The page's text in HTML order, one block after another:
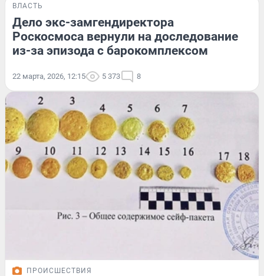
ВЛАСТЬ
Дело экс-замгендиректора
Роскосмоса вернули на доследование
из-за эпизода с барокомплексом
22 марта, 2026, 12:15 5 373 8
ПРОИСШЕСТВИЯ